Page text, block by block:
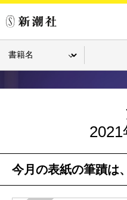
今月の表紙の筆蹟は